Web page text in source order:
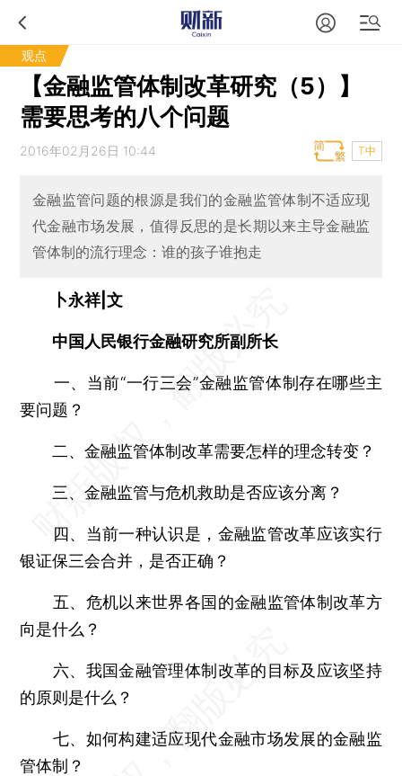
观点
【金融监管体制改革研究（5）】
需要思考的八个问题
2016年02月26日 10:44 T中
金融监管问题的根源是我们的金融监管体制不适应现
代金融市场发展，值得反思的是长期以来主导金融监
管体制的流行理念：谁的孩子谁抱走
卜永祥|文
中国人民银行金融研究所副所长
一、当前“一行三会”金融监管体制存在哪些主
要问题？
二、金融监管体制改革需要怎样的理念转变？
三、金融监管与危机救助是否应该分离？
四、当前一种认识是，金融监管改革应该实行
银证保三会合并，是否正确？
五、危机以来世界各国的金融监管体制改革方
向是什么？
六、我国金融管理体制改革的目标及应该坚持
的原则是什么？
七、如何构建适应现代金融市场发展的金融监
管体制？